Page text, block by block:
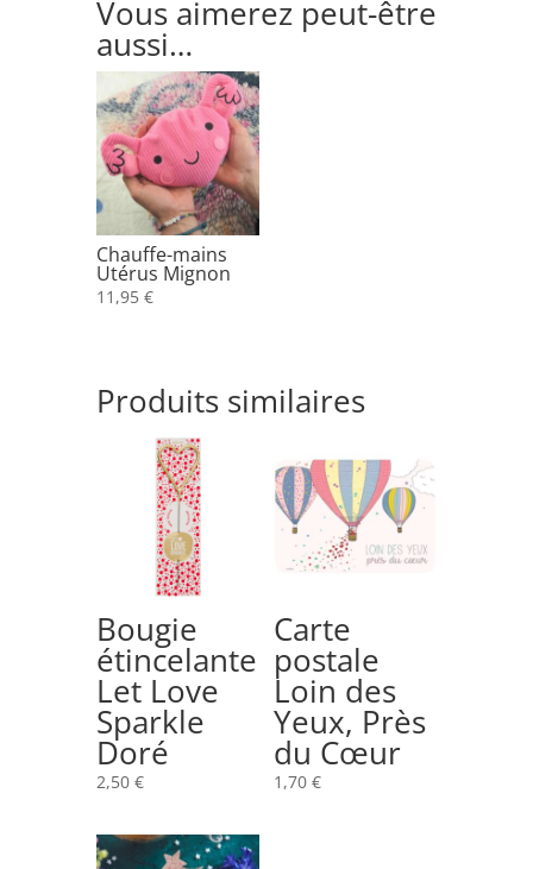
Vous aimerez peut-être
aussi…
Chauffe-mains
Utérus Mignon
11,95 €
Produits similaires
Bougie
étincelante
Let Love
Sparkle
Doré
2,50 €
Carte
postale
Loin des
Yeux, Près
du Cœur
1,70 €